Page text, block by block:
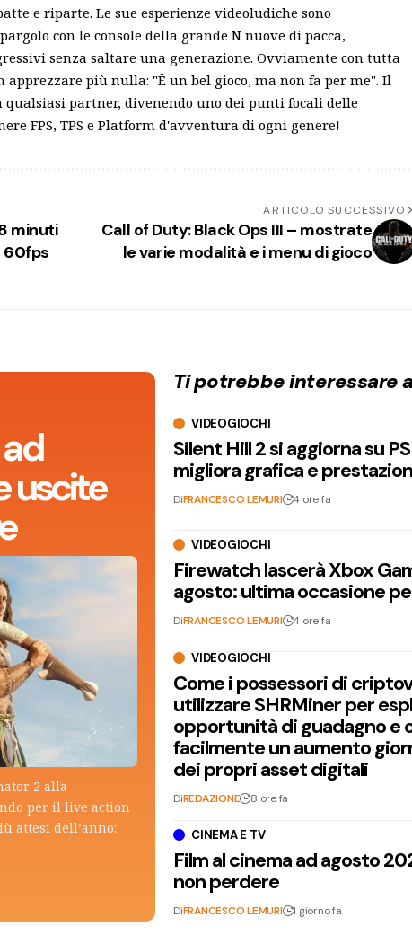
e riparte. Le sue esperienze videoludiche sono
con le console della grande N nuove di pacca,
senza saltare una generazione. Ovviamente con tutta
più nulla: "Ë un bel gioco, ma non fa per me". Il
qualsiasi partner, divenendo uno dei punti focali delle
FPS, TPS e Platform d'avventura di ogni genere!
minuti
60fps
ARTICOLO SUCCESSIVO
Call of Duty: Black Ops III – mostrate
le varie modalità e i menu di gioco
uscite
2 alla
per il live action
attesi dell’anno:
Ti potrebbe interessare
VIDEOGIOCHI
Silent Hill 2 si aggiorna su
migliora grafica e
DiFRANCESCO LEMURI 4 ore fa
VIDEOGIOCHI
Firewatch lascerà Xbox
agosto: ultima occasione
DiFRANCESCO LEMURI 4 ore fa
VIDEOGIOCHI
Come i possessori di
utilizzare SHRMiner per
opportunità di guadagno e
facilmente un aumento
dei propri asset digitali
DiREDAZIONE 8 ore fa
CINEMA E TV
Film al cinema ad agosto
non perdere
DiFRANCESCO LEMURI 1 giorno fa